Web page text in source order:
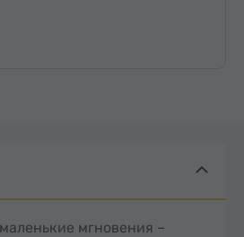
мгновения –